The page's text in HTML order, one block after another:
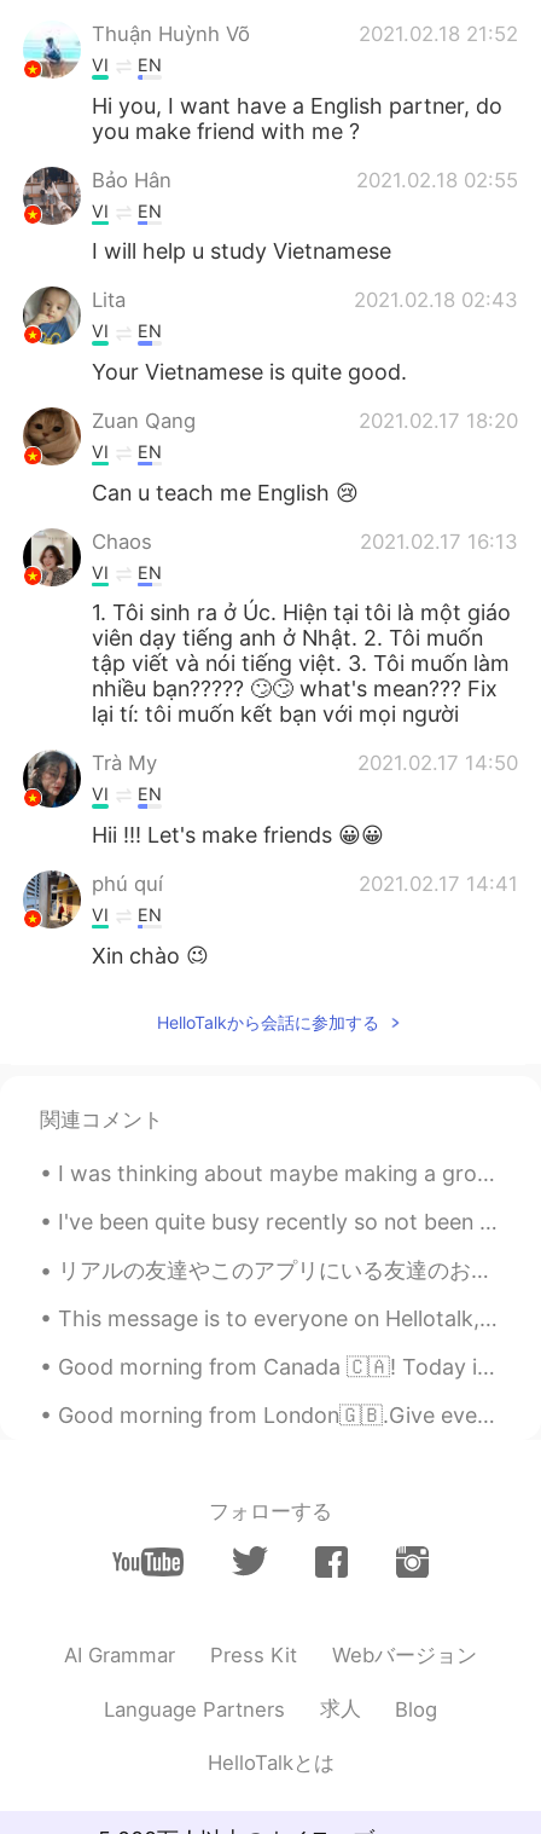
Thuận Huỳnh Võ 2021.02.18 21:52
VI EN
Hi you, I want have a English partner, do
you make friend with me ?
Bảo Hân 2021.02.18 02:55
VI EN
I will help u study Vietnamese
Lita 2021.02.18 02:43
VI EN
Your Vietnamese is quite good.
Zuan Qang 2021.02.17 18:20
VI EN
Can u teach me English 😢
Chaos 2021.02.17 16:13
VI EN
1. Tôi sinh ra ở Úc. Hiện tại tôi là một giáo
viên dạy tiếng anh ở Nhật. 2. Tôi muốn
tập viết và nói tiếng việt. 3. Tôi muốn làm
nhiều bạn????? 🙄🙄 what's mean??? Fix
lại tí: tôi muốn kết bạn với mọi người
Trà My 2021.02.17 14:50
VI EN
Hii !!! Let's make friends 😀😀
phú quí 2021.02.17 14:41
VI EN
Xin chào 😉
EN
VI EN
Tôi sinh ở Úcmà bâygiờ đang ở Nhật
Tôi sinh ở Úc, nhưng hiệngiờtôiđang
ở Nhật Bảnvàdạy tiếng Anh cho học
sinh.
Tôi muốn tập viết v
nói Tiếng Việt.
Tôi muốn tập viết vànói Tiếng Việt.
Tôi muốn làmquen vớinhiều bạn.
Phoebe 2021.02.17 14:28
@Tu Nguyen
https://vt.tiktok.com/ZSJJWGaqU/
Phoebe 2021.02.17 14:27
HelloTalkから会話に参加する
関連コメント
I was thinking about maybe making a group chat if anyone wanted to join. just let me know If i sh...
I've been quite busy recently so not been able to check this app often. moving to all online has ...
リアルの友達やこのアプリにいる友達のおかげで、少し自信が上がってブサイクではないように思ってきました。皆さん、いつも優しいことを言ってくれてありがとうございます。 自信は自分で育てるものだと言わ...
This message is to everyone on Hellotalk, especially my students. Here in the near future and ove...
Good morning from Canada 🇨🇦! Today is rainy! My breakfast!Perfect for rainy weather! Bbq 🍗 duck n...
Good morning from London🇬🇧.Give every day the chance to become the most beautiful day of your lif...
フォローする
AI Grammar Press Kit Webバージョン
Language Partners 求人 Blog
HelloTalkとは